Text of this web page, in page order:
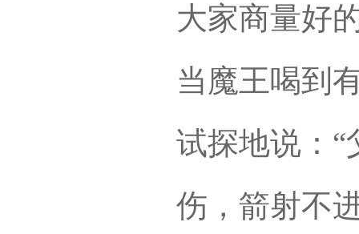
大家商量好
当魔王喝到
试探地说：
伤，箭射不